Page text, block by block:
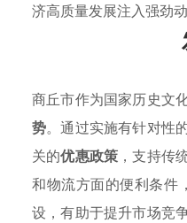
济高质量发展注入强劲动
商丘市作为国家历史文
势。通过实施有针对性
关的优惠政策 ，支持传
和物流方面的便利条件
设，有助于提升市场竞